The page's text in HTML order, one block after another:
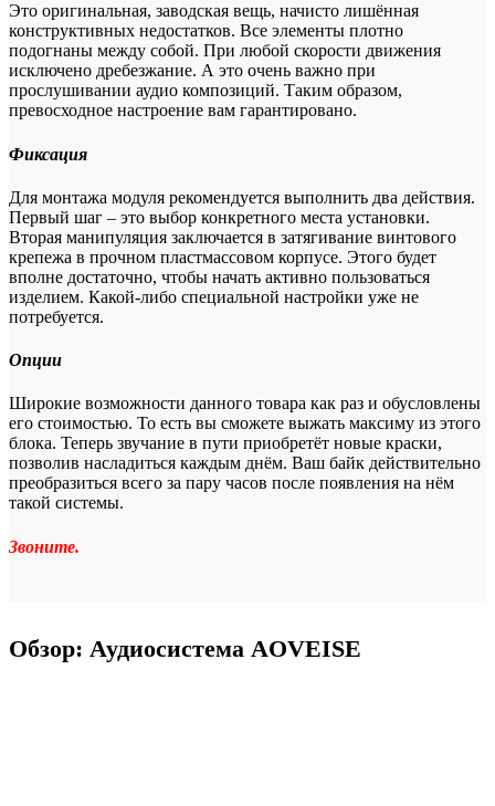
Это оригинальная, заводская вещь, начисто лишённая
конструктивных недостатков. Все элементы плотно
подогнаны между собой. При любой скорости движения
исключено дребезжание. А это очень важно при
прослушивании аудио композиций. Таким образом,
превосходное настроение вам гарантировано.
Фиксация
Для монтажа модуля рекомендуется выполнить два действия.
Первый шаг – это выбор конкретного места установки.
Вторая манипуляция заключается в затягивание винтового
крепежа в прочном пластмассовом корпусе. Этого будет
вполне достаточно, чтобы начать активно пользоваться
изделием. Какой-либо специальной настройки уже не
потребуется.
Опции
Широкие возможности данного товара как раз и обусловлены
его стоимостью. То есть вы сможете выжать максиму из этого
блока. Теперь звучание в пути приобретёт новые краски,
позволив насладиться каждым днём. Ваш байк действительно
преобразиться всего за пару часов после появления на нём
такой системы.
Звоните.
Обзор: Аудиосистема AOVEISE